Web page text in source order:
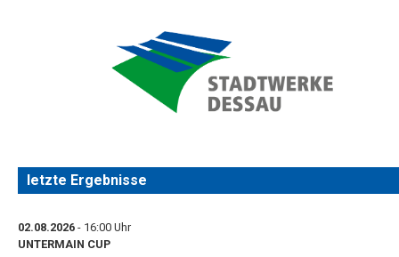
letzte Ergebnisse
02.08.2026 - 16:00 Uhr
UNTERMAIN CUP